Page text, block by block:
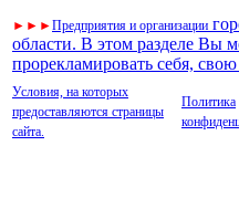
► ► ►Предприятия и организации
области. В этом разделе Вы
прорекламировать себя,
Условия, на которых
предоставляются страницы
сайта.
Политика